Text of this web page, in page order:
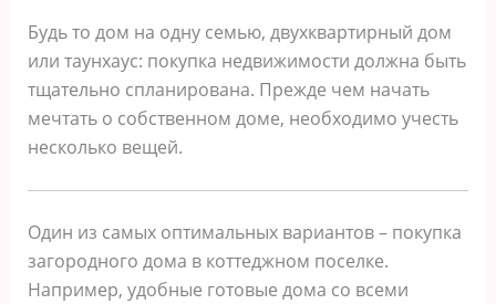
Будь то дом на одну семью, двухквартирный дом
или таунхаус: покупка недвижимости должна быть
тщательно спланирована. Прежде чем начать
мечтать о собственном доме, необходимо учесть
несколько вещей.
Один из самых оптимальных вариантов – покупка
загородного дома в коттеджном поселке.
Например, удобные готовые дома со всеми